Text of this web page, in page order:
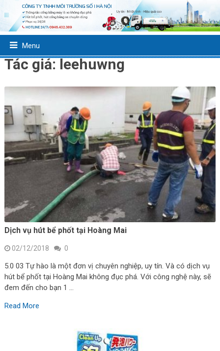
Menu
Tác giả: leehuwng
Dịch vụ hút bể phốt tại Hoàng Mai
02/12/2018 0
5.0 03 Tự hào là một đơn vị chuyên nghiệp, uy tín. Và có dịch vụ
hút bể phốt tại Hoàng Mai không đục phá. Với công nghệ này, sẽ
đem đến cho bạn 1 …
Read More